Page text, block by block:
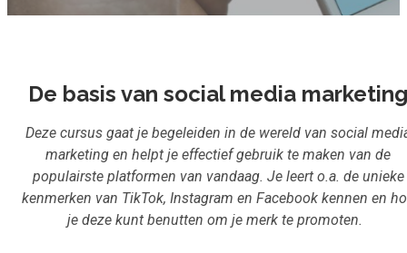
Inloggen
De basis van social media marketing
Deze cursus gaat je begeleiden in de wereld van social
marketing en helpt je effectief gebruik te maken van de
populairste platformen van vandaag. Je leert o.a. de unieke
kenmerken van TikTok, Instagram en Facebook kennen en
je deze kunt benutten om je merk te promoten.